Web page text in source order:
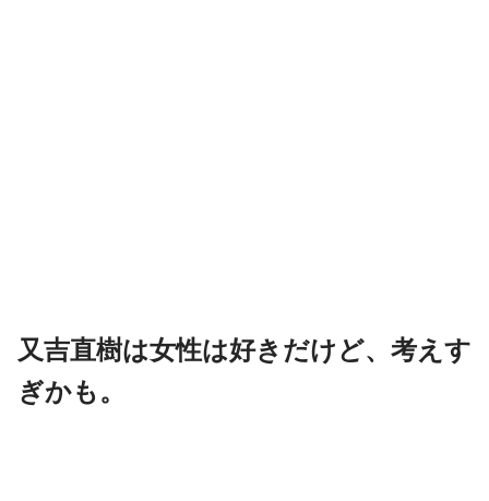
又吉直樹は女性は好きだけど、考えす
ぎかも。